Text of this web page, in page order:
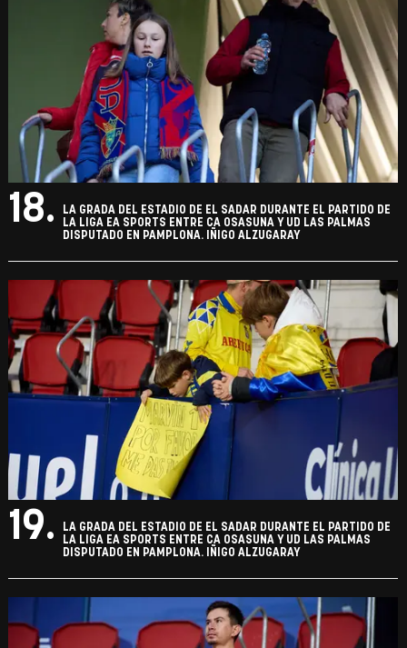
18.
LA GRADA DEL ESTADIO DE EL SADAR DURANTE EL PARTIDO DE
LA LIGA EA SPORTS ENTRE CA OSASUNA Y UD LAS PALMAS
DISPUTADO EN PAMPLONA. IÑIGO ALZUGARAY
19.
LA GRADA DEL ESTADIO DE EL SADAR DURANTE EL PARTIDO DE
LA LIGA EA SPORTS ENTRE CA OSASUNA Y UD LAS PALMAS
DISPUTADO EN PAMPLONA. IÑIGO ALZUGARAY